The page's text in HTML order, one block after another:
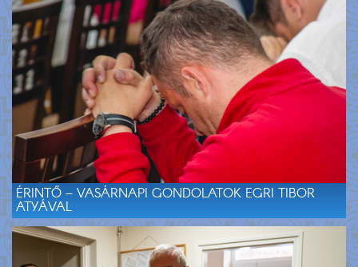
ÉRINTŐ – VASÁRNAPI GONDOLATOK EGRI TIBOR
ATYÁVAL